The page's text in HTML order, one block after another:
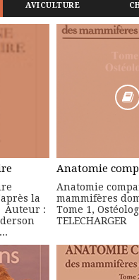
AVICULTURE
la
Auteur :
Anatomie
mammifères
Tome 1,
TELECHARGER